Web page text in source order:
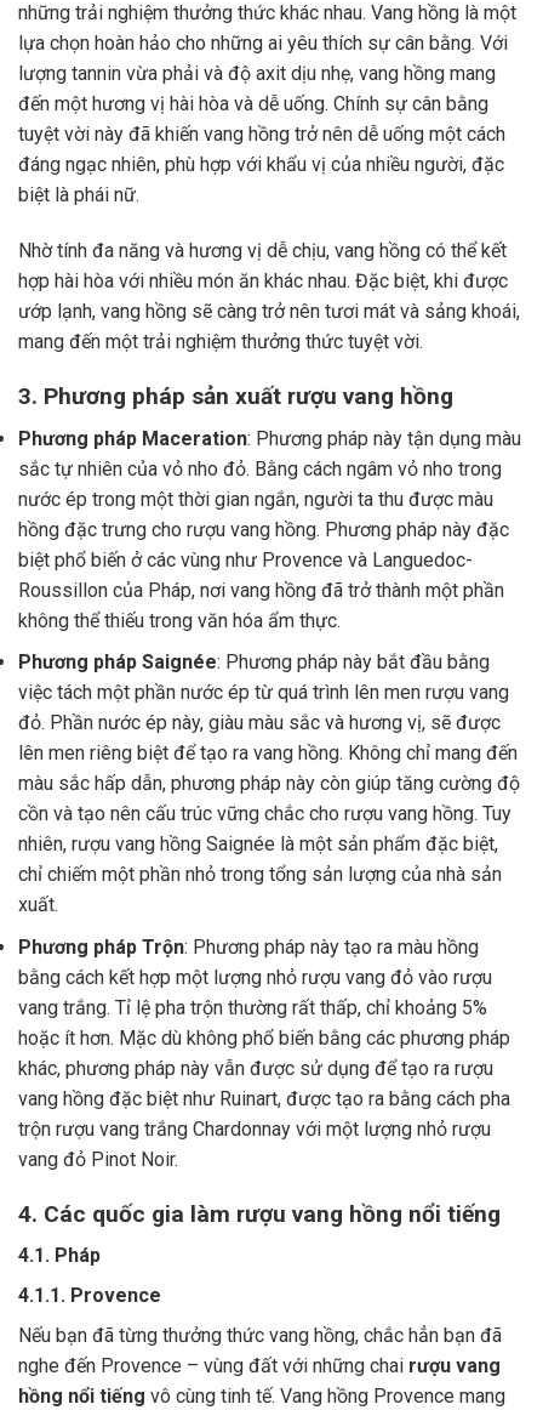
những trải nghiệm thưởng thức khác nhau. Vang hồng là một
lựa chọn hoàn hảo cho những ai yêu thích sự cân bằng. Với
lượng tannin vừa phải và độ axit dịu nhẹ, vang hồng mang
đến một hương vị hài hòa và dễ uống. Chính sự cân bằng
tuyệt vời này đã khiến vang hồng trở nên dễ uống một cách
đáng ngạc nhiên, phù hợp với khẩu vị của nhiều người, đặc
biệt là phái nữ.
Nhờ tính đa năng và hương vị dễ chịu, vang hồng có thể kết
hợp hài hòa với nhiều món ăn khác nhau. Đặc biệt, khi được
ướp lạnh, vang hồng sẽ càng trở nên tươi mát và sảng khoái,
mang đến một trải nghiệm thưởng thức tuyệt vời.
3. Phương pháp sản xuất rượu vang hồng
Phương pháp Maceration: Phương pháp này tận dụng màu
sắc tự nhiên của vỏ nho đỏ. Bằng cách ngâm vỏ nho trong
nước ép trong một thời gian ngắn, người ta thu được màu
hồng đặc trưng cho rượu vang hồng. Phương pháp này đặc
biệt phổ biến ở các vùng như Provence và Languedoc-
Roussillon của Pháp, nơi vang hồng đã trở thành một phần
không thể thiếu trong văn hóa ẩm thực.
Phương pháp Saignée: Phương pháp này bắt đầu bằng
việc tách một phần nước ép từ quá trình lên men rượu vang
đỏ. Phần nước ép này, giàu màu sắc và hương vị, sẽ được
lên men riêng biệt để tạo ra vang hồng. Không chỉ mang đến
màu sắc hấp dẫn, phương pháp này còn giúp tăng cường độ
cồn và tạo nên cấu trúc vững chắc cho rượu vang hồng. Tuy
nhiên, rượu vang hồng Saignée là một sản phẩm đặc biệt,
chỉ chiếm một phần nhỏ trong tổng sản lượng của nhà sản
xuất.
Phương pháp Trộn: Phương pháp này tạo ra màu hồng
bằng cách kết hợp một lượng nhỏ rượu vang đỏ vào rượu
vang trắng. Tỉ lệ pha trộn thường rất thấp, chỉ khoảng 5%
hoặc ít hơn. Mặc dù không phổ biến bằng các phương pháp
khác, phương pháp này vẫn được sử dụng để tạo ra rượu
vang hồng đặc biệt như Ruinart, được tạo ra bằng cách pha
trộn rượu vang trắng Chardonnay với một lượng nhỏ rượu
vang đỏ Pinot Noir.
4. Các quốc gia làm rượu vang hồng nổi tiếng
4.1. Pháp
4.1.1. Provence
Nếu bạn đã từng thưởng thức vang hồng, chắc hẳn bạn đã
nghe đến Provence – vùng đất với những chai rượu vang
hồng nổi tiếng vô cùng tinh tế. Vang hồng Provence mang